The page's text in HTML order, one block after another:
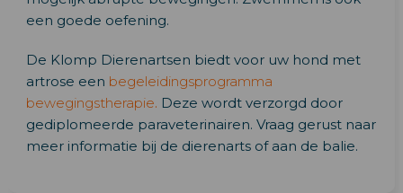
een goede oefening.
De Klomp Dierenartsen biedt voor uw hond met
artrose een begeleidingsprogramma
bewegingstherapie. Deze wordt verzorgd door
gediplomeerde paraveterinairen. Vraag gerust naar
meer informatie bij de dierenarts of aan de balie.